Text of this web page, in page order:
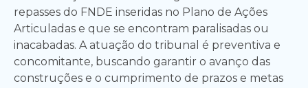
repasses do FNDE inseridas no Plano de Ações
Articuladas e que se encontram paralisadas ou
inacabadas. A atuação do tribunal é preventiva e
concomitante, buscando garantir o avanço das
construções e o cumprimento de prazos e metas